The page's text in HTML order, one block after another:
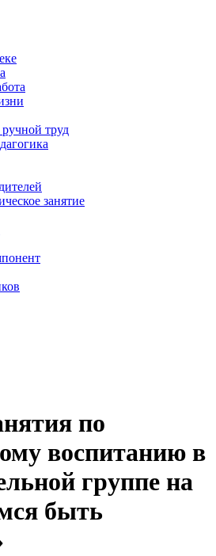
труд
занятие
по
воспитанию в
группе на
быть